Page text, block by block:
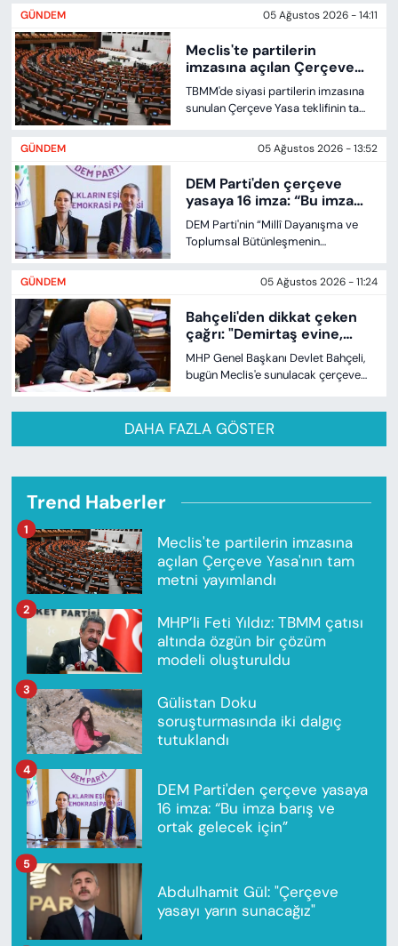
bulduklarını öne süren iki su altı
dalgıcı, "delil karartma" suçlamasıyla
tutuklandı.
GÜNDEM 05 Ağustos 2026 - 14:11
Meclis'te partilerin
imzasına açılan Çerçeve
Yasa'nın tam metni
yayımlandı
TBMM'de siyasi partilerin imzasına
sunulan Çerçeve Yasa teklifinin tam
Düzenlemenin içeriği ve kapsamı ilk
kez ayrıntılarıyla ortaya çıktı.
GÜNDEM 05 Ağustos 2026 - 13:52
DEM Parti'den çerçeve
yasaya 16 imza: “Bu imza
barış ve ortak gelecek
için”
DEM Parti'nin “Millî Dayanışma ve
Toplumsal Bütünleşmenin
Teklifi”ne Eş Genel Başkanlar Tülay
Hatimoğulları ve Tuncer Bakırhan'ın
da aralarında bulunduğu 16
milletvekili imza attı. Bakırhan,
“Attığımız imza sadece bir metne
değil, barışa ve ortak geleceğimize
atılmış bir imzadır” ifadelerini
GÜNDEM 05 Ağustos 2026 - 11:24
Bahçeli'den dikkat çeken
çağrı: "Demirtaş evine,
Öcalan umut hakkına
kavuşmalı"
MHP Genel Başkanı Devlet Bahçeli,
bugün Meclis'e sunulacak çerçeve
açıklamada, Selahattin Demirtaş ile
avukatları aracılığıyla görüştüğünü
Ahmetler görevine, Öcalan umut
DAHA FAZLA GÖSTER
Trend Haberler
Meclis'te partilerin imzasına
açılan Çerçeve Yasa'nın tam
metni yayımlandı
1
MHP’li Feti Yıldız: TBMM çatısı
altında özgün bir çözüm
modeli oluşturuldu
2
Gülistan Doku
soruşturmasında iki dalgıç
tutuklandı
3
DEM Parti'den çerçeve yasaya
16 imza: “Bu imza barış ve
ortak gelecek için”
4
Abdulhamit Gül: "Çerçeve
yasayı yarın sunacağız"
5